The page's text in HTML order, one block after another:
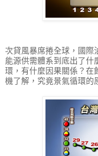
次貸風暴席捲全球，國際
能源供需體系到底出了什
環，有什麼因果關係？在
機了解，究竟景氣循環的